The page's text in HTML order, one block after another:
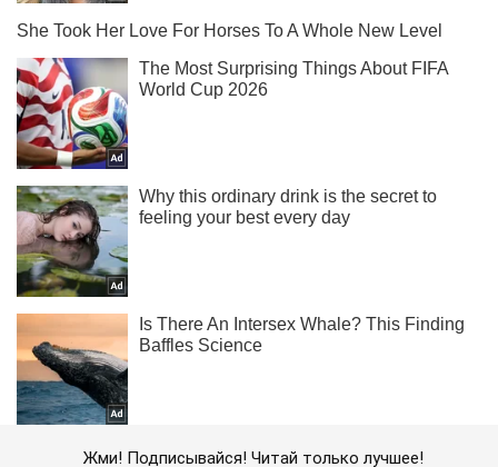
Жми! Подписывайся! Читай только лучшее!